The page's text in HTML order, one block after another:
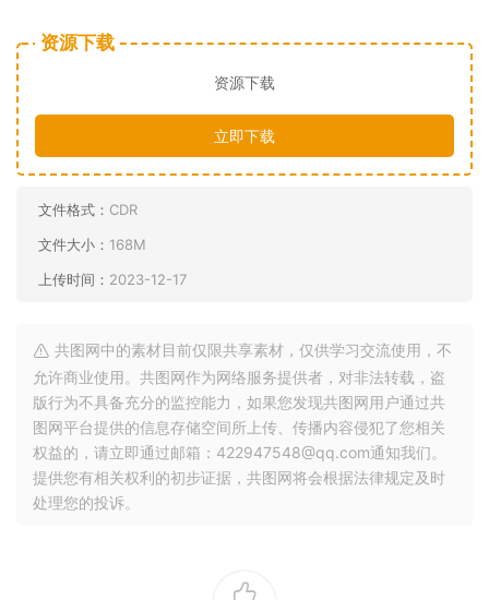
资源下载
资源下载
立即下载
文件格式： CDR
文件大小： 168M
上传时间： 2023-12-17
共图网中的素材目前仅限共享素材，仅供学习交流使用，不
允许商业使用。共图网作为网络服务提供者，对非法转载，盗
版行为不具备充分的监控能力，如果您发现共图网用户通过共
图网平台提供的信息存储空间所上传、传播内容侵犯了您相关
权益的，请立即通过邮箱：422947548@qq.com通知我们。
提供您有相关权利的初步证据，共图网将会根据法律规定及时
处理您的投诉。